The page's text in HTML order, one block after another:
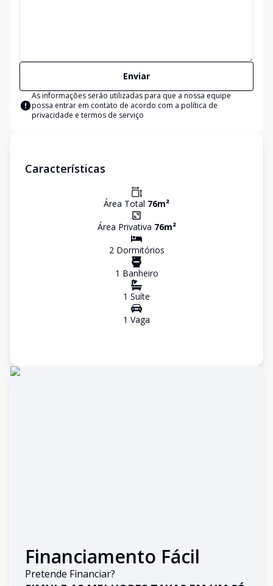
Enviar
As informações serão utilizadas para que a nossa equipe
possa entrar em contato de acordo com a política de
privacidade e termos de serviço
Características
Área Total 76m²
Área Privativa 76m²
2Dormitórios
1 Banheiro
1 Suíte
1 Vaga
Financiamento Fácil
Pretende Financiar?